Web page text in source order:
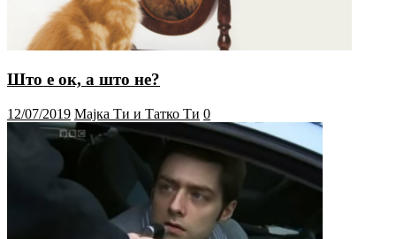
Што е ок, а што не?
12/07/2019 Мајка Ти и Татко Ти 0